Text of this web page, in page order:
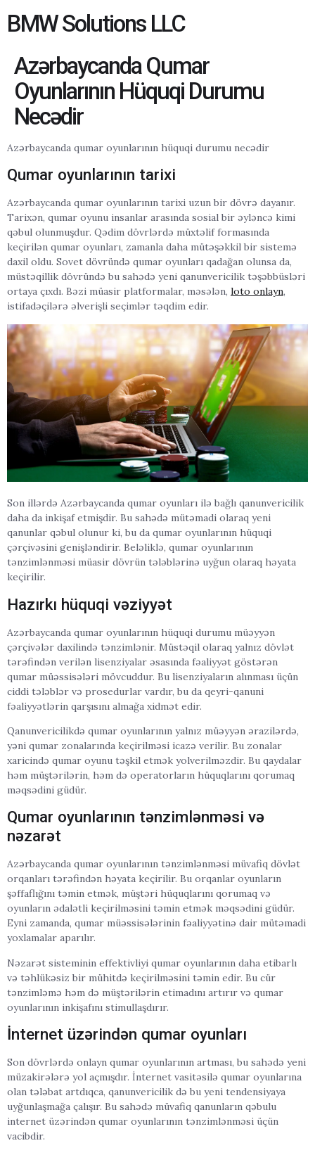
BMW Solutions LLC
Azərbaycanda Qumar
Oyunlarının Hüquqi Durumu
Necədir
Azərbaycanda qumar oyunlarının hüquqi durumu necədir
Qumar oyunlarının tarixi
Azərbaycanda qumar oyunlarının tarixi uzun bir dövrə dayanır.
Tarixən, qumar oyunu insanlar arasında sosial bir əyləncə kimi
qəbul olunmuşdur. Qədim dövrlərdə müxtəlif formasında
keçirilən qumar oyunları, zamanla daha mütəşəkkil bir sistemə
daxil oldu. Sovet dövründə qumar oyunları qadağan olunsa da,
müstəqillik dövründə bu sahədə yeni qanunvericilik təşəbbüsləri
ortaya çıxdı. Bəzi müasir platformalar, məsələn, loto onlayn,
istifadəçilərə əlverişli seçimlər təqdim edir.
Son illərdə Azərbaycanda qumar oyunları ilə bağlı qanunvericilik
daha da inkişaf etmişdir. Bu sahədə mütəmadi olaraq yeni
qanunlar qəbul olunur ki, bu da qumar oyunlarının hüquqi
çərçivəsini genişləndirir. Beləliklə, qumar oyunlarının
tənzimlənməsi müasir dövrün tələblərinə uyğun olaraq həyata
keçirilir.
Hazırkı hüquqi vəziyyət
Azərbaycanda qumar oyunlarının hüquqi durumu müəyyən
çərçivələr daxilində tənzimlənir. Müstəqil olaraq yalnız dövlət
tərəfindən verilən lisenziyalar əsasında fəaliyyət göstərən
qumar müəssisələri mövcuddur. Bu lisenziyaların alınması üçün
ciddi tələblər və prosedurlar vardır, bu da qeyri-qanuni
fəaliyyətlərin qarşısını almağa xidmət edir.
Qanunvericilikdə qumar oyunlarının yalnız müəyyən ərazilərdə,
yəni qumar zonalarında keçirilməsi icazə verilir. Bu zonalar
xaricində qumar oyunu təşkil etmək yolverilməzdir. Bu qaydalar
həm müştərilərin, həm də operatorların hüquqlarını qorumaq
məqsədini güdür.
Qumar oyunlarının tənzimlənməsi və
nəzarət
Azərbaycanda qumar oyunlarının tənzimlənməsi müvafiq dövlət
orqanları tərəfindən həyata keçirilir. Bu orqanlar oyunların
şəffaflığını təmin etmək, müştəri hüquqlarını qorumaq və
oyunların ədalətli keçirilməsini təmin etmək məqsədini güdür.
Eyni zamanda, qumar müəssisələrinin fəaliyyətinə dair mütəmadi
yoxlamalar aparılır.
Nəzarət sisteminin effektivliyi qumar oyunlarının daha etibarlı
və təhlükəsiz bir mühitdə keçirilməsini təmin edir. Bu cür
tənzimləmə həm də müştərilərin etimadını artırır və qumar
oyunlarının inkişafını stimullaşdırır.
İnternet üzərindən qumar oyunları
Son dövrlərdə onlayn qumar oyunlarının artması, bu sahədə yeni
müzakirələrə yol açmışdır. İnternet vasitəsilə qumar oyunlarına
olan tələbat artdıqca, qanunvericilik də bu yeni tendensiyaya
uyğunlaşmağa çalışır. Bu sahədə müvafiq qanunların qəbulu
internet üzərindən qumar oyunlarının tənzimlənməsi üçün
vacibdir.